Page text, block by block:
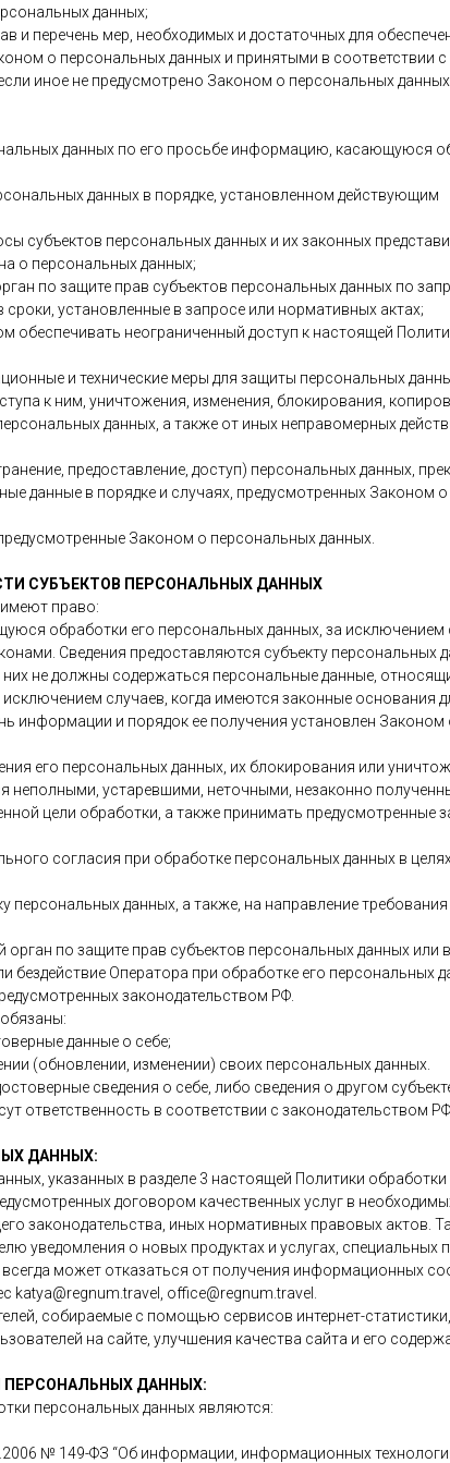
данных;
и перечень мер, необходимых и достаточных для
о персональных данных и принятыми в соответствии
иное не предусмотрено Законом о персональных данных
данных по его просьбе информацию, касающуюся
данных в порядке, установленном действующим
субъектов персональных данных и их законных
о персональных данных;
по защите прав субъектов персональных данных по
установленные в запросе или нормативных актах;
обеспечивать неограниченный доступ к настоящей
и технические меры для защиты персональных
к ним, уничтожения, изменения, блокирования,
данных, а также от иных неправомерных
предоставление, доступ) персональных данных,
данные в порядке и случаях, предусмотренных Законом
Законом о персональных данных.
СУБЪЕКТОВ ПЕРСОНАЛЬНЫХ ДАННЫХ
право:
обработки его персональных данных, за исключением
Сведения предоставляются субъекту персональных
не должны содержаться персональные данные,
случаев, когда имеются законные основания
информации и порядок ее получения установлен Законом
его персональных данных, их блокирования или
неполными, устаревшими, неточными, незаконно
цели обработки, а также принимать предусмотренные
согласия при обработке персональных данных в
персональных данных, а также, на направление
по защите прав субъектов персональных данных или
бездействие Оператора при обработке его персональных
законодательством РФ.
данные о себе;
(обновлении, изменении) своих персональных данных.
сведения о себе, либо сведения о другом
ответственность в соответствии с законодательством РФ.
ДАННЫХ:
указанных в разделе 3 настоящей Политики
договором качественных услуг в
законодательства, иных нормативных правовых актов.
уведомления о новых продуктах и услугах, специальных
может отказаться от получения информационных
katya@regnum.travel, office@regnum.travel.
собираемые с помощью сервисов интернет-
на сайте, улучшения качества сайта и его
ПЕРСОНАЛЬНЫХ ДАННЫХ:
персональных данных являются:
№ 149-ФЗ “Об информации, информационных